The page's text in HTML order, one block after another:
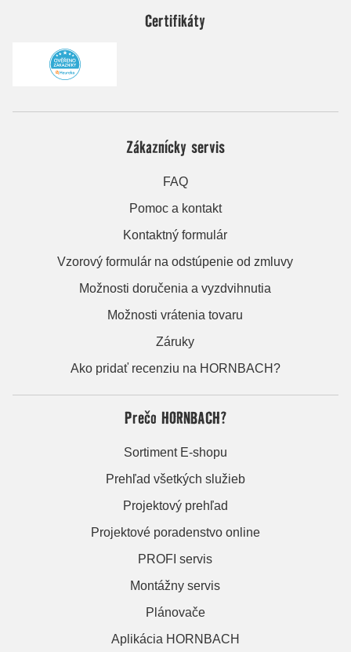
Certifikáty
Zákaznícky servis
FAQ
Pomoc a kontakt
Kontaktný formulár
Vzorový formulár na odstúpenie od zmluvy
Možnosti doručenia a vyzdvihnutia
Možnosti vrátenia tovaru
Záruky
Ako pridať recenziu na HORNBACH?
Prečo HORNBACH?
Sortiment E-shopu
Prehľad všetkých služieb
Projektový prehľad
Projektové poradenstvo online
PROFI servis
Montážny servis
Plánovače
Aplikácia HORNBACH